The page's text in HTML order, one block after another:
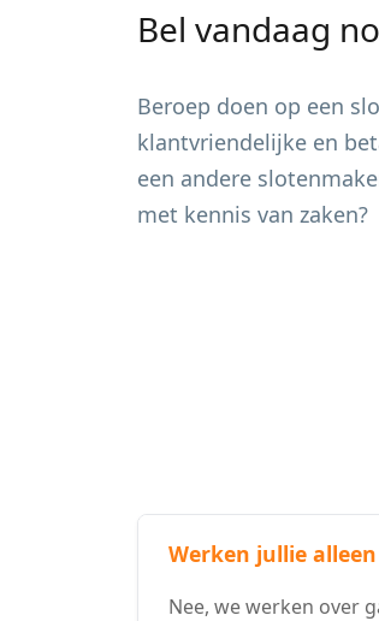
Bel vandaag
Beroep doen op een
klantvriendelijke en
een andere
met kennis van zaken?
Werken jullie
Nee, we werken over